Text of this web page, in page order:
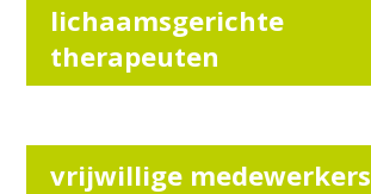
lichaamsgerichte
therapeuten
vrijwillige medewerkers